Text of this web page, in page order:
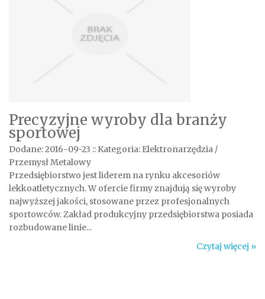
Precyzyjne wyroby dla branży
sportowej
Dodane: 2016-09-23 :: Kategoria: Elektronarzędzia /
Przemysł Metalowy
Przedsiębiorstwo jest liderem na rynku akcesoriów
lekkoatletycznych. W ofercie firmy znajdują się wyroby
najwyższej jakości, stosowane przez profesjonalnych
sportowców. Zakład produkcyjny przedsiębiorstwa posiada
rozbudowane linie...
Czytaj więcej »